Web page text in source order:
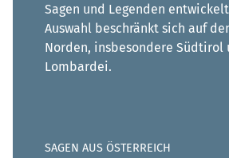
Sagen und Legenden
Auswahl beschränkt sich auf
Norden, insbesondere Südtirol
Lombardei.
SAGEN AUS ÖSTERREICH